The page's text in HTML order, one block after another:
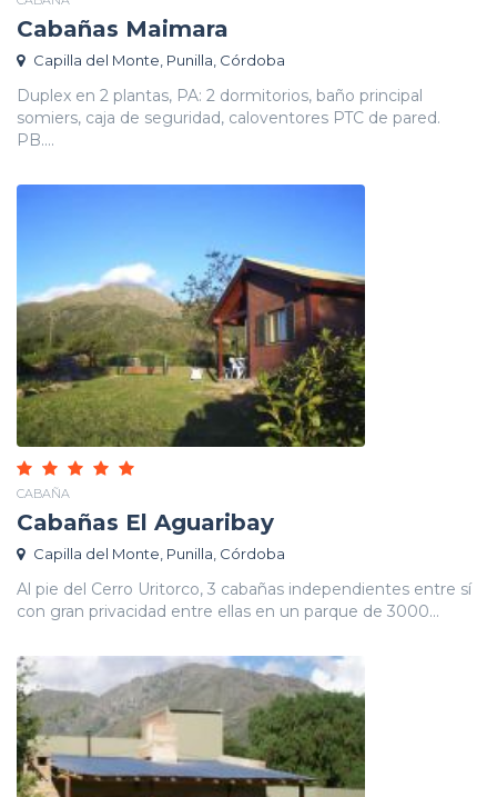
Cabañas Maimara
Capilla del Monte, Punilla, Córdoba
Duplex en 2 plantas, PA: 2 dormitorios, baño principal
somiers, caja de seguridad, caloventores PTC de pared.
PB....
CABAÑA
Cabañas El Aguaribay
Capilla del Monte, Punilla, Córdoba
Al pie del Cerro Uritorco, 3 cabañas independientes entre sí
con gran privacidad entre ellas en un parque de 3000...